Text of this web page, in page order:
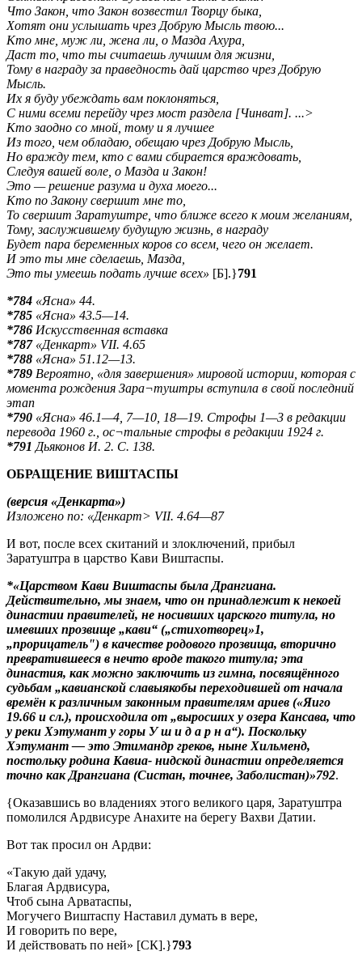
Что Закон, что Закон возвестил Творцу быка,
Хотят они услышать чрез Добрую Мысль твою...
Кто мне, муж ли, жена ли, о Мазда Ахура,
Даст то, что ты считаешь лучшим для жизни,
Тому в награду за праведность дай царство чрез Добрую
Мысль.
Их я буду убеждать вам поклоняться,
С ними всеми перейду чрез мост раздела [Чинват]. ...>
Кто заодно со мной, тому и я лучшее
Из того, чем обладаю, обещаю чрез Добрую Мысль,
Но вражду тем, кто с вами сбирается враждовать,
Следуя вашей воле, о Мазда и Закон!
Это — решение разума и духа моего...
Кто по Закону свершит мне то,
То свершит Заратуштре, что ближе всего к моим желаниям,
Тому, заслужившему будущую жизнь, в награду
Будет пара беременных коров со всем, чего он желает.
И это ты мне сделаешь, Мазда,
Это ты умеешь подать лучше всех» [Б].}791
*784 «Ясна» 44.
*785 «Ясна» 43.5—14.
*786 Искусственная вставка
*787«Денкарт» VII. 4.65
*788 «Ясна» 51.12—13.
*789 Вероятно, «для завершения» мировой истории, которая с
момента рождения Зара¬туштры вступила в свой последний
этап
*790 «Ясна» 46.1—4, 7—10, 18—19. Строфы 1—3 в редакции
перевода 1960 г., ос¬тальные строфы в редакции 1924 г.
*791 Дьяконов И. 2. С. 138.
ОБРАЩЕНИЕ ВИШТАСПЫ
(версия «Денкарта»)
Изложено по: «Денкарт> VII. 4.64—87
И вот, после всех скитаний и злоключений, прибыл
Заратуштра в царство Кави Виштаспы.
*«Царством Кави Виштаспы была Дрангиана.
Действительно, мы знаем, что он принадлежит к некоей
династии правителей, не носивших царского титула, но
имевших прозвище „кави“ („стихотворец»1,
„прорицатель") в качестве родового прозвища, вторично
превратившееся в нечто вроде такого титула; эта
династия, как можно заключить из гимна, посвящённого
судьбам „кавианской славыякобы переходившей от начала
времён к различным законным правителям ариев («Яиго
19.66 и сл.), происходила от „выросших у озера Кансава, что
у реки Хэтумант у горы У ш и д а р н а“). Поскольку
Хэтумант — это Этимандр греков, ныне Хильменд,
постольку родина Кавиа- нидской династии определяется
точно как Дрангиана (Систан, точнее, Заболистан)»792.
{Оказавшись во владениях этого великого царя, Заратуштра
помолился Ардвисуре Анахите на берегу Вахви Датии.
Вот так просил он Ардви:
«Такую дай удачу,
Благая Ардвисура,
Чтоб сына Арватаспы,
Могучего Виштаспу Наставил думать в вере,
И говорить по вере,
И действовать по ней» [СК].}793